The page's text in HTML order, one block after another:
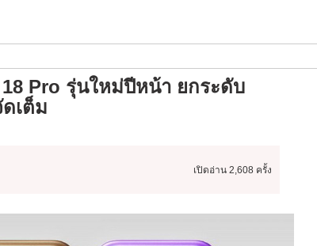
Pro รุ่นใหม่ปีหน้า ยกระดับ
เต็ม
เปิดอ่าน 2,608 ครั้ง